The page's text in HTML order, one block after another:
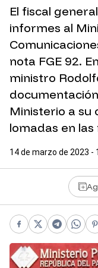
El fiscal
informes al
nota FGE 92.
ministro
Ministerio a su
lomadas en
14 de marzo de 2023 -
Facebook
X